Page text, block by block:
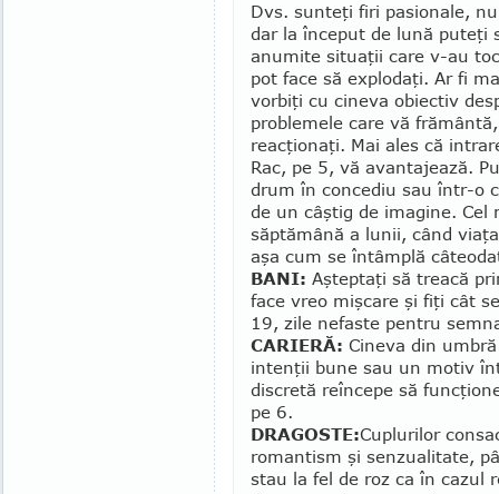
Dvs. sunteţi firi pasionale,
dar la început de lună puteţi
anumite situaţii care v-au
pot face să explodaţi. Ar fi
vorbiţi cu cineva obiectiv
problemele care vă
reacţionaţi. Mai ales că
Rac, pe 5, vă avantajează.
drum în concediu sau într-o
de un câştig de imagine.
săptămână a lunii, când
aşa cum se întâmplă
BANI: Aşteptaţi să treacă
face vreo mişcare şi fiţi cât
19, zile nefaste pentru
CARIERĂ: Cineva din
intenţii bune sau un motiv
discretă reîncepe să
pe 6.
DRAGOSTE:Cuplurilor
romantism şi senzualitate,
stau la fel de roz ca în cazul